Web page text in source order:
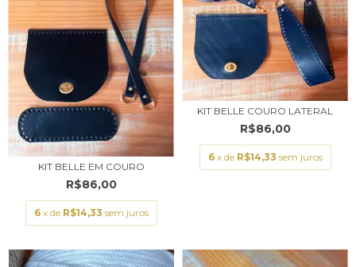
KIT BELLE EM COURO
R$86,00
6 x de R$14,33 sem juros
KIT BELLE COURO LATERAL
R$86,00
6 x de R$14,33 sem juros